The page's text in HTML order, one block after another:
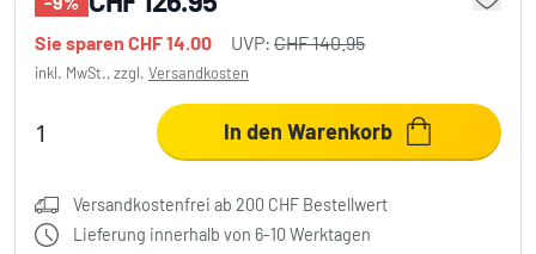
Sie sparen CHF 14.00 UVP: CHF 140.95
inkl. MwSt., zzgl. Versandkosten
In den Warenkorb
Versandkostenfrei ab 200 CHF Bestellwert
Lieferung innerhalb von 6-10 Werktagen